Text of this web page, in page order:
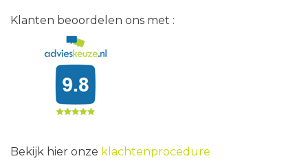
Klanten beoordelen ons met :
Bekijk hier onze klachtenprocedure